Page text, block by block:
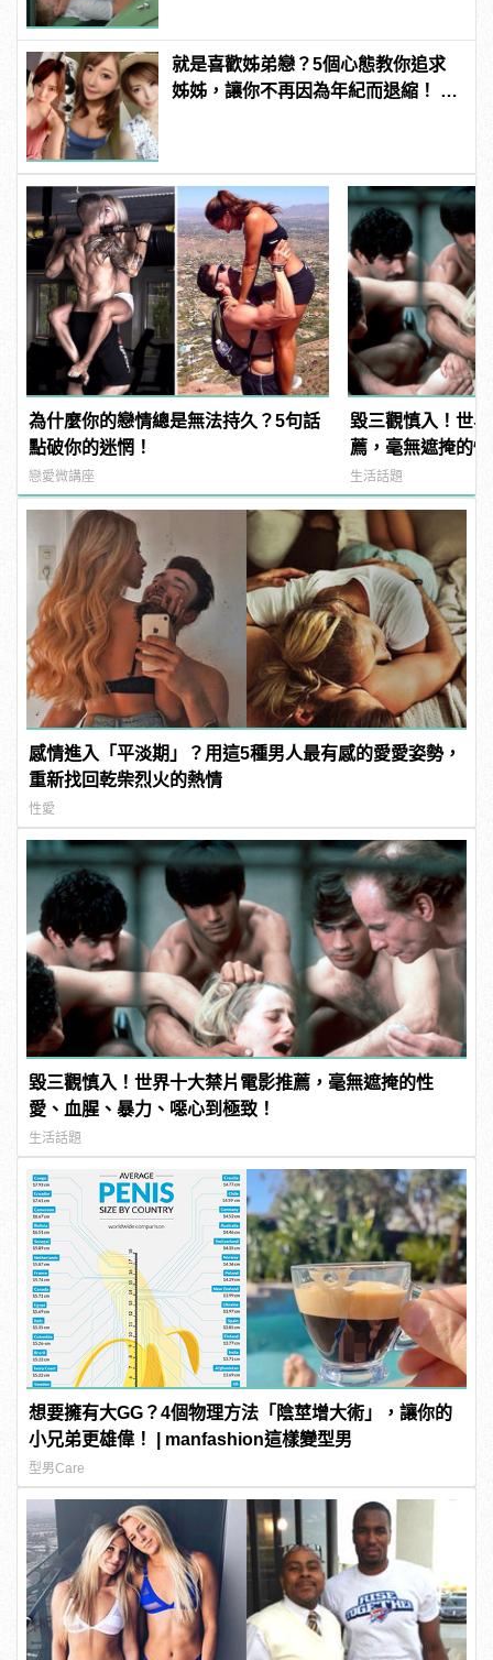
就是喜歡姊弟戀？5個心態教你追求
姊姊，讓你不再因為年紀而退縮！ |
為什麼你的戀情總是無法持久？5句話
點破你的迷惘！
戀愛微講座
毀三觀慎入！世
薦，毫無遮掩的
噁心到極致！ |
男
生活話題
感情進入「平淡期」？用這5種男人最有感的愛愛姿勢，
重新找回乾柴烈火的熱情
性愛
毀三觀慎入！世界十大禁片電影推薦，毫無遮掩的性
愛、血腥、暴力、噁心到極致！
生活話題
想要擁有大GG？4個物理方法「陰莖增大術」，讓你的
小兄弟更雄偉！ | manfashion這樣變型男
型男Care